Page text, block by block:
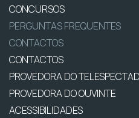
CONCURSOS
PERGUNTAS FREQUENTES
CONTACTOS
CONTACTOS
PROVEDORA DO
PROVEDORA DO OUVINTE
ACESSIBILIDADES